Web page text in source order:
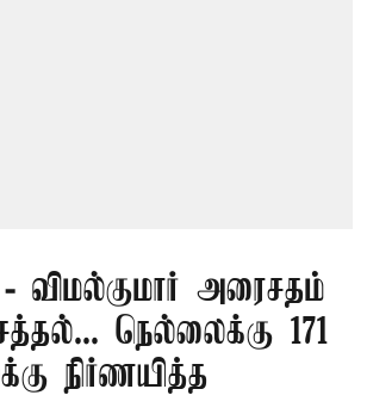
விமல்குமார் அரைசதம்
நெல்லைக்கு 171
நிர்ணயித்த